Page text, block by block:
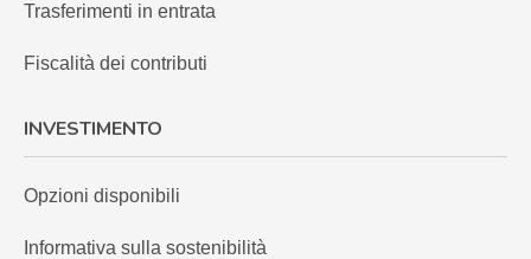
Trasferimenti in entrata
Fiscalità dei contributi
INVESTIMENTO
Opzioni disponibili
Informativa sulla sostenibilità